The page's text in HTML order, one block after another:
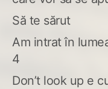
Să te sărut
Am intrat în
4
Don’t look up e